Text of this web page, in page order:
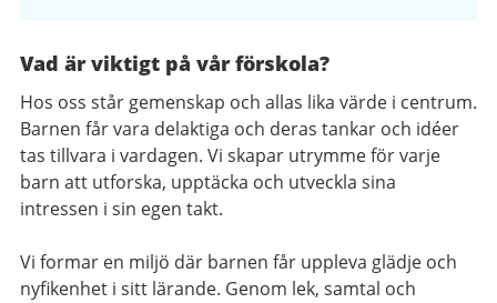
Vad är viktigt på vår förskola?
Hos oss står gemenskap och allas lika värde i centrum.
Barnen får vara delaktiga och deras tankar och idéer
tas tillvara i vardagen. Vi skapar utrymme för varje
barn att utforska, upptäcka och utveckla sina
intressen i sin egen takt.
Vi formar en miljö där barnen får uppleva glädje och
nyfikenhet i sitt lärande. Genom lek, samtal och